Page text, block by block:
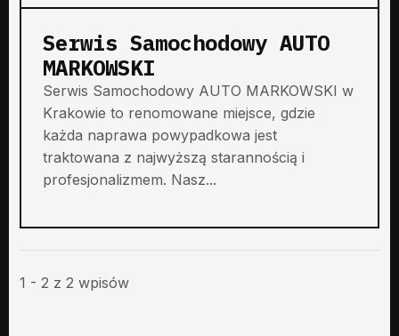
Serwis Samochodowy AUTO
MARKOWSKI
Serwis Samochodowy AUTO MARKOWSKI w
Krakowie to renomowane miejsce, gdzie
każda naprawa powypadkowa jest
traktowana z najwyższą starannością i
profesjonalizmem. Nasz...
1 - 2 z 2 wpisów